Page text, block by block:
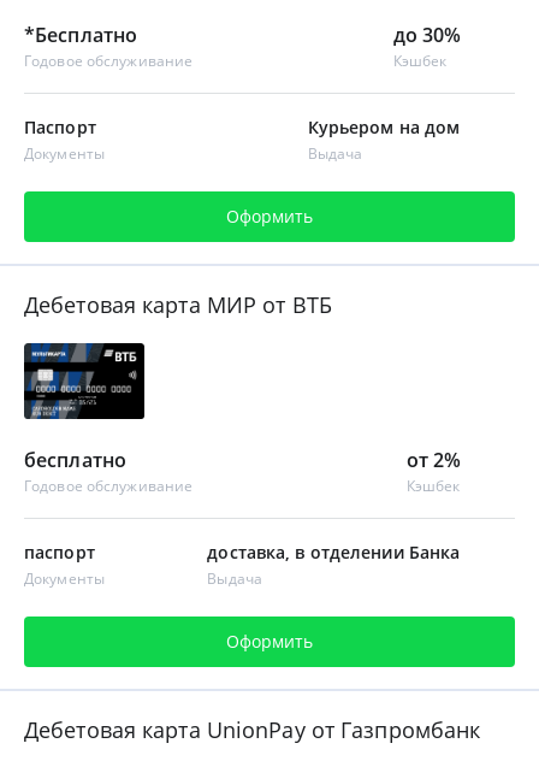
*Бесплатно
Годовое обслуживание
до 30%
Кэшбек
Паспорт
Документы
Курьером на дом
Выдача
Оформить
Дебетовая карта МИР от ВТБ
бесплатно
Годовое обслуживание
от 2%
Кэшбек
паспорт
Документы
доставка, в отделении Банка
Выдача
Оформить
Дебетовая карта UnionPay от Газпромбанк